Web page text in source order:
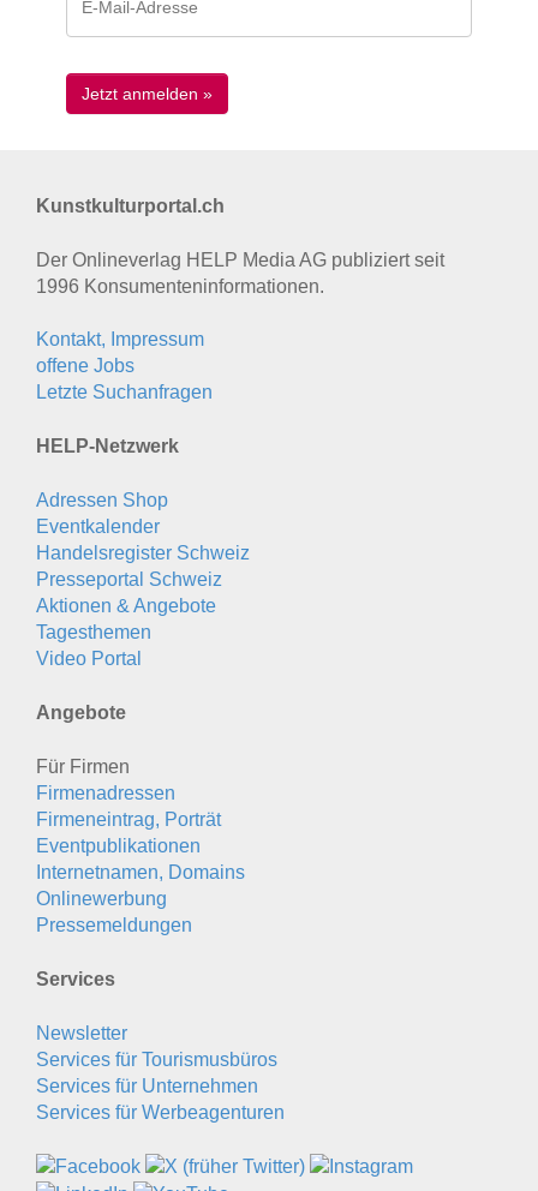
Kunstkulturportal.ch
Der Onlineverlag HELP Media AG publiziert seit
1996 Konsumenten­informationen.
Kontakt, Impressum
offene Jobs
Letzte Suchanfragen
HELP-Netzwerk
Adressen Shop
Eventkalender
Handelsregister Schweiz
Presseportal Schweiz
Aktionen & Angebote
Tagesthemen
Video Portal
Angebote
Für Firmen
Firmenadressen
Firmeneintrag, Porträt
Eventpublikationen
Internetnamen, Domains
Onlinewerbung
Pressemeldungen
Services
Newsletter
Services für Tourismusbüros
Services für Unternehmen
Services für Werbeagenturen